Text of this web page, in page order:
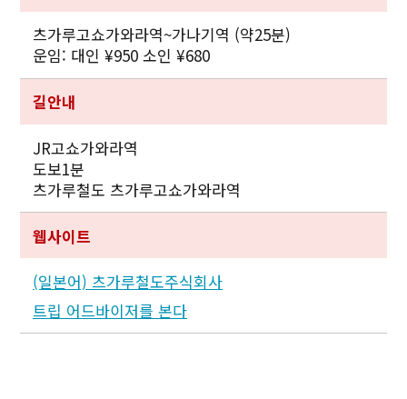
츠가루고쇼가와라역~가나기역 (약25분)
운임: 대인 ¥950 소인 ¥680
길안내
JR고쇼가와라역
도보1분
츠가루철도 츠가루고쇼가와라역
웹사이트
(일본어) 츠가루철도주식회사
트립 어드바이저를 본다
Twitter에 공유
링크 복사